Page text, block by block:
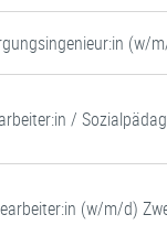
(w/
/
(w/m/d)